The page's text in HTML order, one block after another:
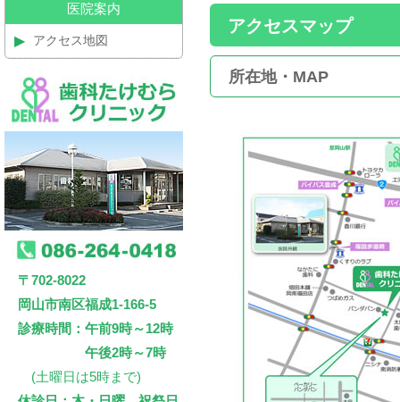
アクセスマップ
所在地・MAP
医院案内
アクセス地図
〒702-8022
岡山市南区福成1-166-5
診療時間：午前9時～12時
午後2時～7時
(土曜日は5時まで)